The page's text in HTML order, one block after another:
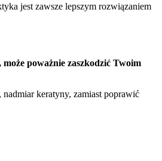
jest zawsze lepszym rozwiązaniem
poważnie zaszkodzić Twoim
nadmiar keratyny, zamiast poprawić